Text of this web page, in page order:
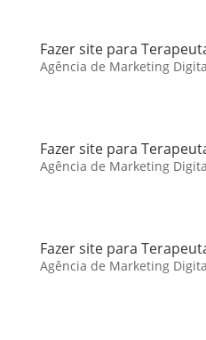
Fazer site para
Agência de Marketing
Fazer site para
Agência de Marketing
Fazer site para
Agência de Marketing